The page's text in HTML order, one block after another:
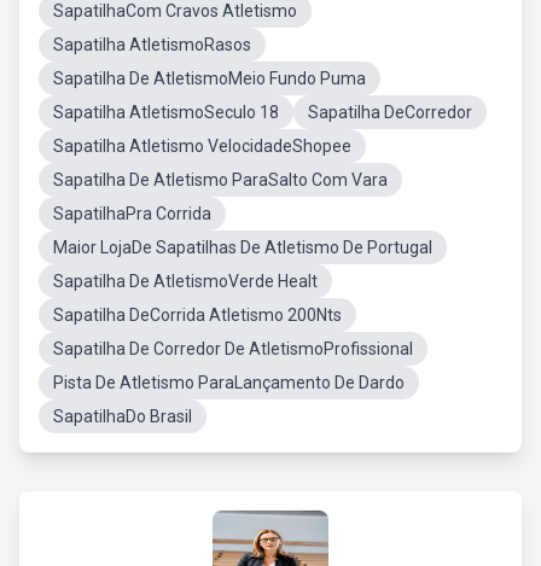
SapatilhaCom Cravos Atletismo
Sapatilha AtletismoRasos
Sapatilha De AtletismoMeio Fundo Puma
Sapatilha AtletismoSeculo 18
Sapatilha DeCorredor
Sapatilha Atletismo VelocidadeShopee
Sapatilha De Atletismo ParaSalto Com Vara
SapatilhaPra Corrida
Maior LojaDe Sapatilhas De Atletismo De Portugal
Sapatilha De AtletismoVerde Healt
Sapatilha DeCorrida Atletismo 200Nts
Sapatilha De Corredor De AtletismoProfissional
Pista De Atletismo ParaLançamento De Dardo
SapatilhaDo Brasil